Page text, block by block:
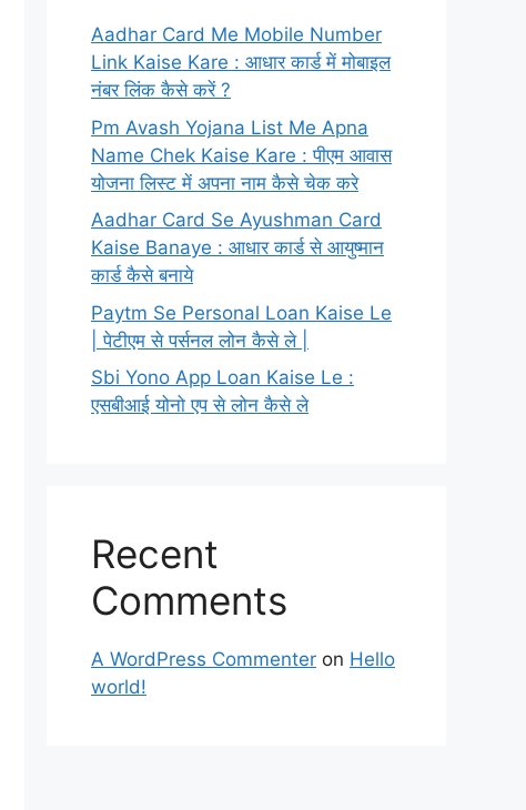
Aadhar Card Me Mobile Number
Link Kaise Kare : आधार कार्ड में मोबाइल
नंबर लिंक कैसे करें ?
Pm Avash Yojana List Me Apna
Name Chek Kaise Kare : पीएम आवास
योजना लिस्ट में अपना नाम कैसे चेक करे
Aadhar Card Se Ayushman Card
Kaise Banaye : आधार कार्ड से आयुष्मान
कार्ड कैसे बनाये
Paytm Se Personal Loan Kaise Le
| पेटीएम से पर्सनल लोन कैसे ले |
Sbi Yono App Loan Kaise Le :
एसबीआई योनो एप से लोन कैसे ले
Recent
Comments
A WordPress Commenter on Hello
world!